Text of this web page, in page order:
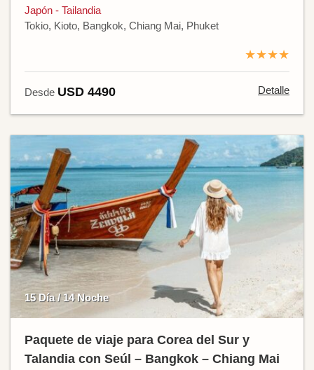
Japón - Tailandia
Tokio, Kioto, Bangkok, Chiang Mai, Phuket
★★★★
Desde USD 4490 Detalle
15 Día / 14 Noche
Paquete de viaje para Corea del Sur y
Talandia con Seúl – Bangkok – Chiang Mai